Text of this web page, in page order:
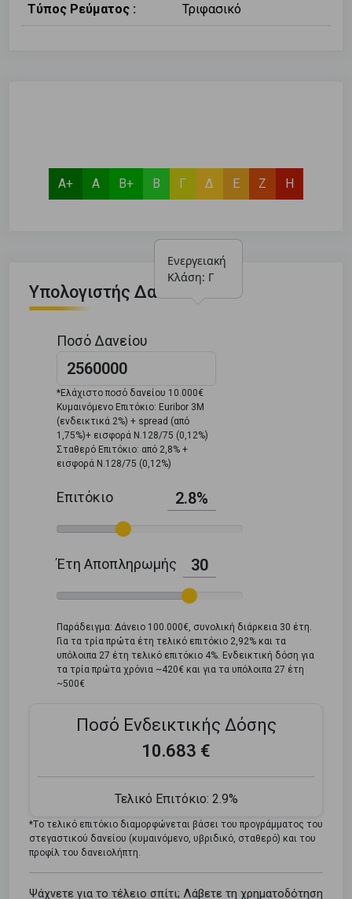
Τύπος Ρεύματος : Τριφασικό
Α+ Α Β+ Β Γ
Ενεργειακή
Κλάση: Γ
Δ Ε Ζ Η
Υπολογιστής Δανείου
Ποσό Δανείου
*Ελάχιστο ποσό δανείου 10.000€
Κυμαινόμενο Επιτόκιο: Euribor 3M
(ενδεικτικά 2%) + spread (από
1,75%)+ εισφορά Ν.128/75 (0,12%)
Σταθερό Επιτόκιο: από 2,8% +
εισφορά Ν.128/75 (0,12%)
Επιτόκιο 2.8%
Έτη Αποπληρωμής 30
Παράδειγμα: Δάνειο 100.000€, συνολική διάρκεια 30 έτη.
Για τα τρία πρώτα έτη τελικό επιτόκιο 2,92% και τα
υπόλοιπα 27 έτη τελικό επιτόκιο 4%. Ενδεικτική δόση για
τα τρία πρώτα χρόνια ~420€ και για τα υπόλοιπα 27 έτη
~500€
Ποσό Ενδεικτικής Δόσης
10.683 €
Τελικό Επιτόκιο: 2.9%
*Tο τελικό επιτόκιο διαμορφώνεται βάσει του προγράμματος του
στεγαστικού δανείου (κυμαινόμενο, υβριδικό, σταθερό) και του
προφίλ του δανειολήπτη.
Ψάχνετε για το τέλειο σπίτι; Λάβετε τη χρηματοδότηση